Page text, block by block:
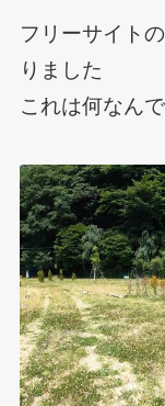
フリーサイト
りました
これは何なん